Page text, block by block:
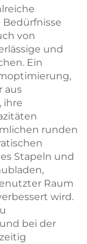
Bedürfnisse
von
und
Ein
aus
ihre
runden
Stapeln und
Raum
wird.
bei der